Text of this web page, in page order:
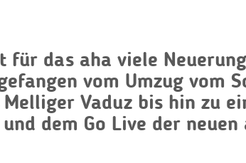
für das aha viele
vom Umzug vom
Vaduz bis hin zu
dem Go Live der neuen